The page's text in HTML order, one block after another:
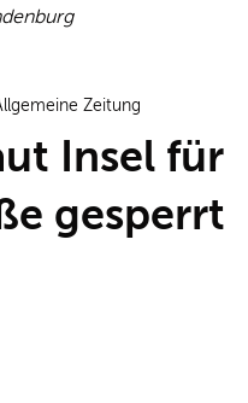
Zeitung
Insel für
gesperrt